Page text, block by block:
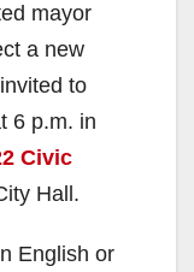
mayor
a new
to
6 p.m. in
Civic
Hall.
English or